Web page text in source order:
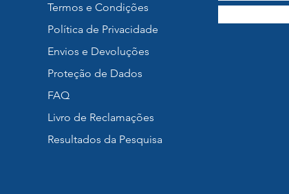
Termos e Condições
Política de Privacidade
Envios e Devoluções
Proteção de Dados
FAQ
Livro de Reclamações
Resultados da Pesquisa